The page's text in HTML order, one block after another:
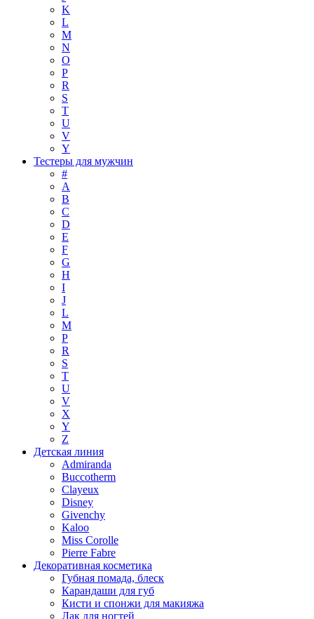
K
L
M
N
O
P
R
S
T
U
V
Y
Тестеры для мужчин
#
A
B
C
D
E
F
G
H
I
J
L
M
P
R
S
T
U
V
X
Y
Z
Детская линия
Admiranda
Buccotherm
Clayeux
Disney
Givenchy
Kaloo
Miss Corolle
Pierre Fabre
Декоративная косметика
Губная помада, блеск
Карандаши для губ
Кисти и спонжи для макияжа
Лак для ногтей